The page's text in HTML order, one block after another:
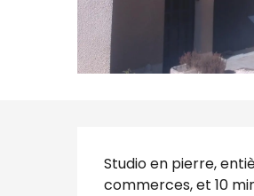
Studio en pierre,
commerces, et 10